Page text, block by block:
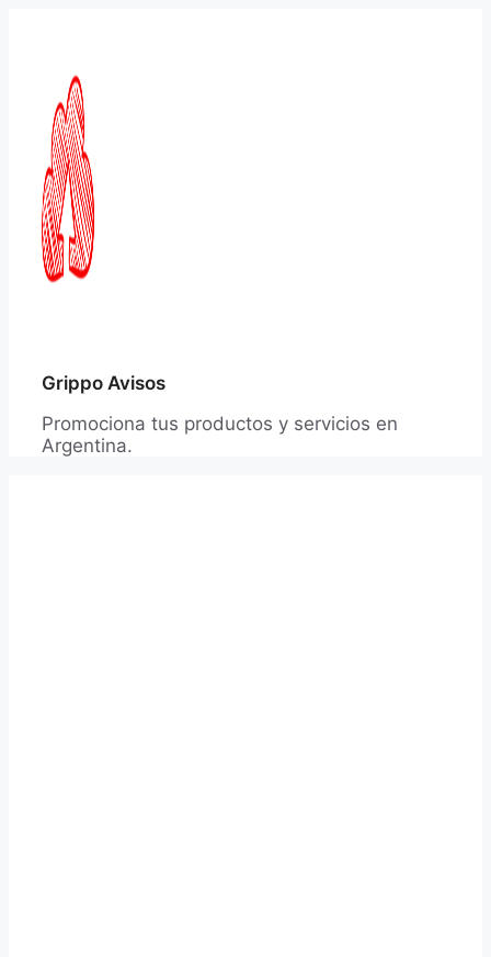
Grippo Avisos
Promociona tus productos y servicios en
Argentina.